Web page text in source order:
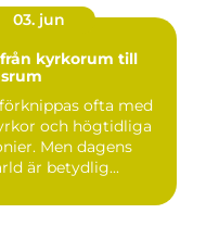
03. jun
ofta med
och högtidliga
Men dagens
är betydlig...